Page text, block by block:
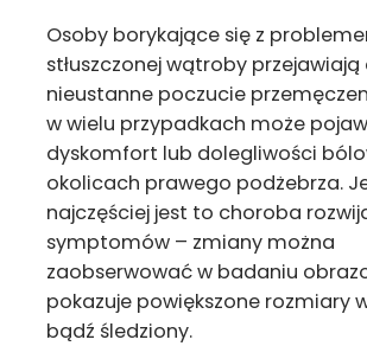
Osoby borykające się z
stłuszczonej wątroby przejawiają
nieustanne poczucie
w wielu przypadkach może
dyskomfort lub dolegliwości
okolicach prawego podżebrza.
najczęściej jest to choroba
symptomów – zmiany można
zaobserwować w badaniu
pokazuje powiększone rozmiary
bądź śledziony.